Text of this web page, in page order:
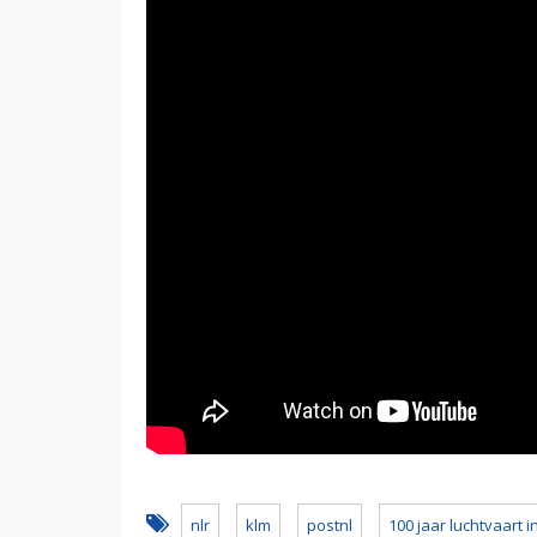
nlr klm postnl 100 jaar luchtvaart